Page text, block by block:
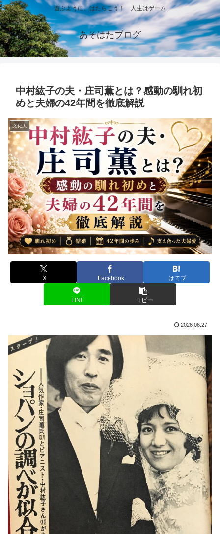
遊ぶように、はたらこう！ 人生はゲーム
あそはたブログ
中村紘子の夫・庄司薫とは？感動の馴れ初
めと夫婦の42年間を徹底解説
文化人
X Facebook はてブ
LINE コピー
2026.06.27